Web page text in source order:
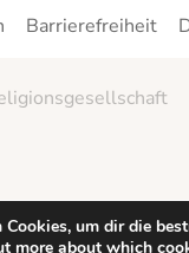
Barrierefreiheit
um dir die
more about which